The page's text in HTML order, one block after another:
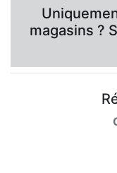
magasins ?